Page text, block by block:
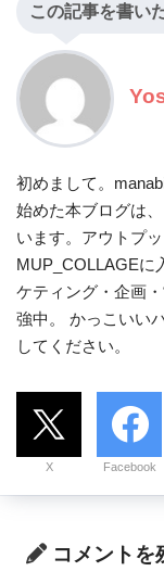
この記事を書い
初めまして。
始めた本ブログは
います。アウトプ
MUP_COLLAGEに
ケティング・企画
強中。 かっこいい
してください。
X Facebook
コメントを